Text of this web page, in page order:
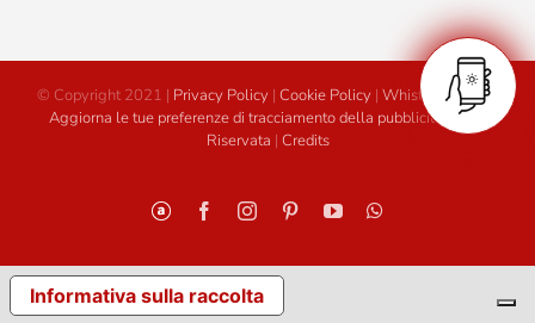
© Copyright 2021 | Privacy Policy | Cookie Policy | Whistleblowing
Aggiorna le tue preferenze di tracciamento della pubblicità
Area
Riservata | Credits
PersonalizzatoFacebookInstagramPinterestYouTube
Informativa sulla raccolta